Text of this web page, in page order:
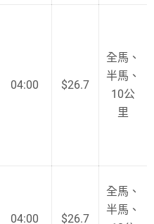
04:00 $26.7
全馬、
半馬、
10公
里
04:00 $26.7
全馬、
半馬、